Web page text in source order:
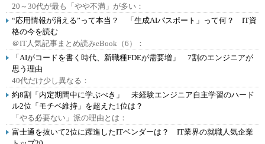
20～30代が最も「やや不満」が多い：
“応用情報が消える”って本当？ 「生成AIパスポート」って何？ IT資
格の今を読む
＠IT人気記事まとめ読みeBook（6）：
「AIがコードを書く時代、新職種FDEが需要増」 7割のエンジニアが
思う理由
40代だけ少し異なる：
約8割「内定期間中に学ぶべき」 未経験エンジニア自主学習のハード
ル2位「モチベ維持」を超えた1位は？
「やる必要ない」派の理由とは：
富士通を抜いて2位に躍進したITベンダーは？ IT業界の就職人気企業